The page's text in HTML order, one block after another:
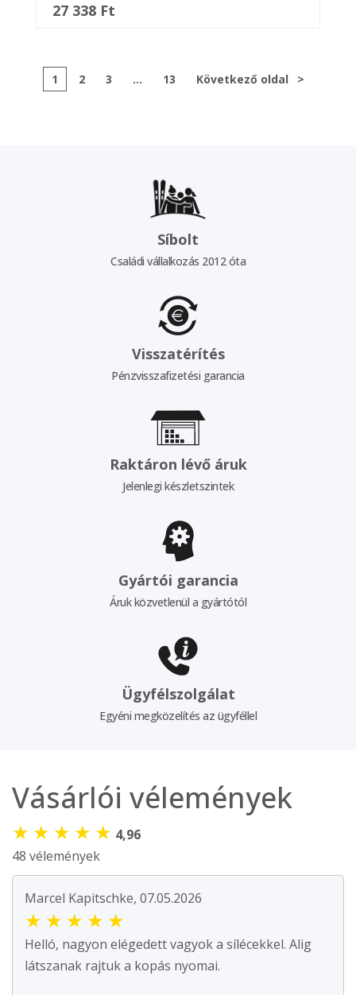
27 338 Ft
1 2 3 ... 13 Következő oldal >
Síbolt
Családi vállalkozás 2012 óta
Visszatérítés
Pénzvisszafizetési garancia
Raktáron lévő áruk
Jelenlegi készletszintek
Gyártói garancia
Áruk közvetlenül a gyártótól
Ügyfélszolgálat
Egyéni megközelítés az ügyféllel
Vásárlói vélemények
★ ★ ★ ★ ★ 4,96
48 vélemények
Marcel Kapitschke, 07.05.2026
★ ★ ★ ★ ★
Helló, nagyon elégedett vagyok a sílécekkel. Alig
látszanak rajtuk a kopás nyomai.